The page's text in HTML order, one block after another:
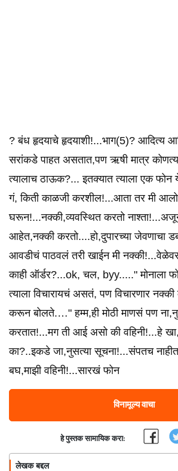
? बंध हृदयाचे हृदयाशी!...भाग(5)? आदित्य
सरांकडे पाहत असतात,पण ऋषी मात्र
त्यालाच ठाऊक?... इतक्यात त्याला एक फोन
गं, किती काळजी करशील!...आता तर मी आलो
घरून!...नक्की,व्यवस्थित करतो
आहेत,नक्की करतो....हो,दुपारच्या जेवणाचा
आवडीचं पाठवलं तरी खाईन मी
काही ऑर्डर?...ok, चल, byy....." मोनाला
त्याला विचारायचं असतं, पण विचारणार
करून बोलते.…" हम्म,ही मोठी माणसं पण
करतात!...मग ती आई असो की वहिनी!...हे
का?..इकडे जा,नुसत्या सूचना!...संपतच
बघ,माझी वहिनी!...सारखं फोन
विनामूल्य वाचा
हे पुस्तक सामायिक करा:
लेखक बद्दल